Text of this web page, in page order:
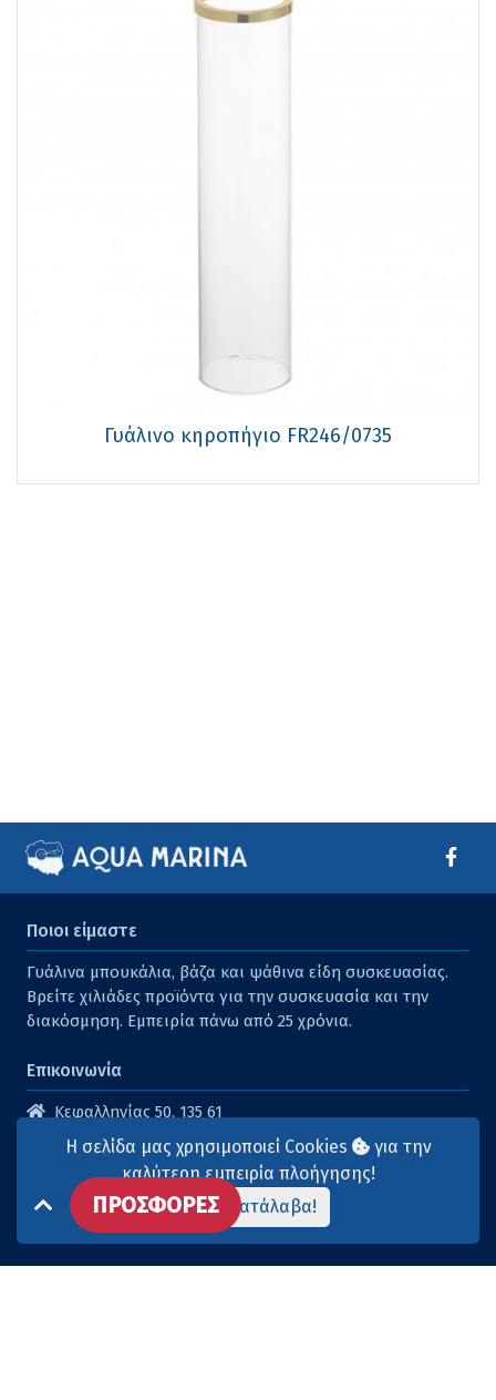
Γυάλινο κηροπήγιο FR246/0735
Ποιοι είμαστε
Γυάλινα μπουκάλια, βάζα και ψάθινα είδη συσκευασίας.
Βρείτε χιλιάδες προϊόντα για την συσκευασία και την
διακόσμηση. Εμπειρία πάνω από 25 χρόνια.
Επικοινωνία
Κεφαλληνίας 50, 135 61
Άγιοι Ανάργυροι
210 2614316
210 2615904
info@aqua-marina.gr
ΠΡΟΣΦΟΡΕΣ
Η σελίδα μας χρησιμοποιεί Cookies
για την
καλύτερη εμπειρία πλοήγησης!
Το κατάλαβα!